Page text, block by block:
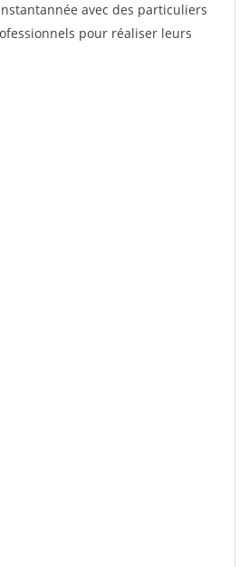
avec des particuliers
pour réaliser leurs